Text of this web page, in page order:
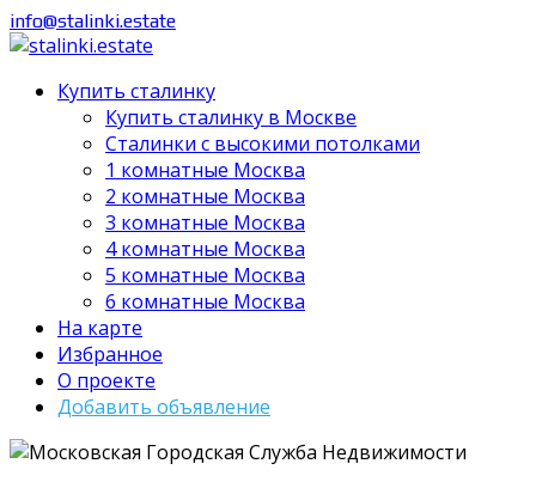
info@stalinki.estate
Купить сталинку
Купить сталинку в Москве
Cталинки с высокими потолками
1 комнатные Москва
2 комнатные Москва
3 комнатные Москва
4 комнатные Москва
5 комнатные Москва
6 комнатные Москва
На карте
Избранное
О проекте
Добавить объявление